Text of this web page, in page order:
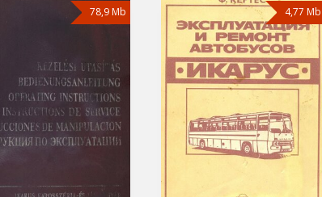
78,9 Mb 4,77 Mb